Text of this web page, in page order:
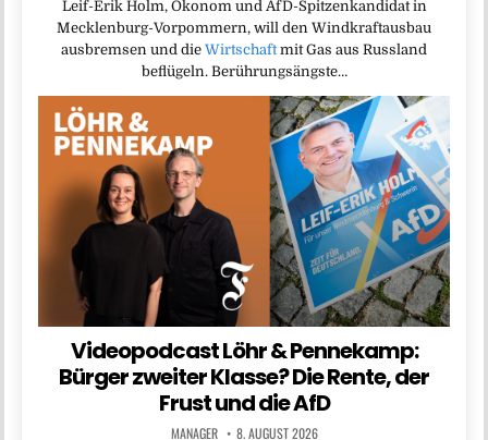
Leif-Erik Holm, Ökonom und AfD-Spitzenkandidat in
Mecklenburg-Vorpommern, will den Windkraftausbau
ausbremsen und die Wirtschaftmit Gas aus Russland
beflügeln. Berührungsängste…
Videopodcast Löhr & Pennekamp:
Bürger zweiter Klasse? Die Rente, der
Frust und die AfD
MANAGER 8. AUGUST 2026